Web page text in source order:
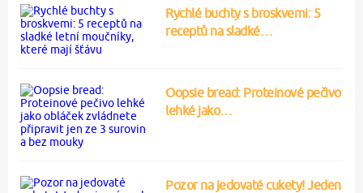
Rychlé buchty s broskvemi: 5
receptů na sladké…
Oopsie bread: Proteinové pečivo
lehké jako…
Pozor na jedovaté cukety! Jeden